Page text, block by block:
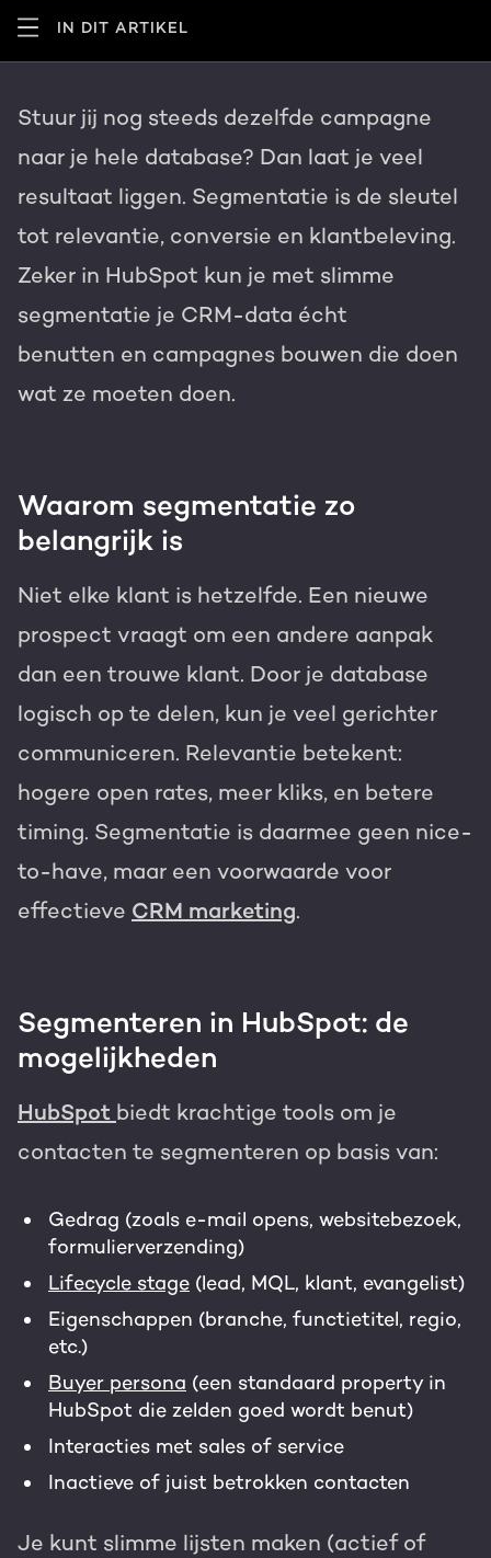
Content & design
WEBSITE SERVICES
HubSpot websites
Modules & templates
Membership portals
Growth-driven design
PORTAL REVIEW
Haal alles uit je HubSpot licentie
Gratis portal scan
Nederlands Zoek
IN DIT ARTIKEL
Stuur jij nog steeds dezelfde campagne
naar je hele database? Dan laat je veel
resultaat liggen. Segmentatie is de sleutel
tot relevantie, conversie en klantbeleving.
Zeker in HubSpot kun je met slimme
segmentatie je CRM-data écht
benutten en campagnes bouwen die doen
wat ze moeten doen.
Waarom segmentatie zo
belangrijk is
Niet elke klant is hetzelfde. Een nieuwe
prospect vraagt om een andere aanpak
dan een trouwe klant. Door je database
logisch op te delen, kun je veel gerichter
communiceren. Relevantie betekent:
hogere open rates, meer kliks, en betere
timing. Segmentatie is daarmee geen nice-
to-have, maar een voorwaarde voor
effectieve CRM marketing.
Segmenteren in HubSpot: de
mogelijkheden
HubSpot biedt krachtige tools om je
contacten te segmenteren op basis van:
Gedrag (zoals e-mail opens, websitebezoek,
formulierverzending)
Lifecycle stage (lead, MQL, klant, evangelist)
Eigenschappen (branche, functietitel, regio,
etc.)
Buyer persona (een standaard property in
HubSpot die zelden goed wordt benut)
Interacties met sales of service
Inactieve of juist betrokken contacten
Je kunt slimme lijsten maken (actief of